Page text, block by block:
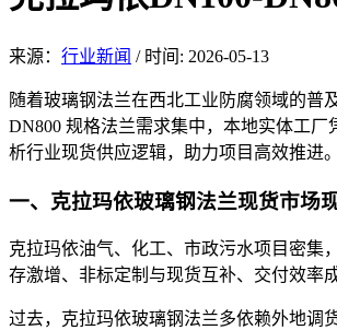
来源： 行业新闻 / 时间: 2026-05-13
随着玻璃钢法兰在西北工业防腐领域的普
DN800 规格法兰需求集中，本地实体工
析行业现货供应逻辑，助力项目高效推进。
一、克拉玛依玻璃钢法兰现货市场
克拉玛依油气、化工、市政污水项目密集
存激增、非标定制与现货互补、交付效率
过去，克拉玛依玻璃钢法兰多依赖外地调